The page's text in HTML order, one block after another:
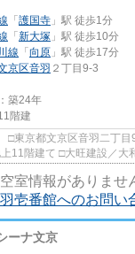
「 護国寺 」駅 徒歩1分
「 新大塚 」駅 徒歩10分
線 「 向原 」駅 徒歩17分
京区音羽 ２丁目9-3
築24年
階建
和建設施工 □大地住
室情報がありませ
壱番館へのお問い
ーナ文京